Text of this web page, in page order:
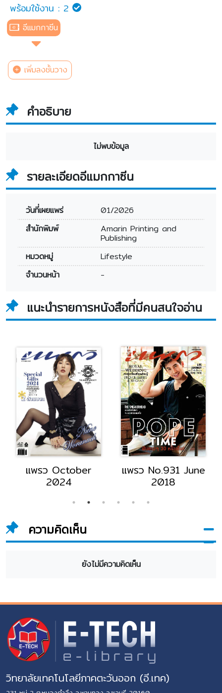
พร้อมใช้งาน : 2
อีแมกกาซีน
เพิ่มลงชั้นวาง
คำอธิบาย
ไม่พบข้อมูล
รายละเอียดอีแมกกาซีน
วันที่เผยแพร่
01/2026
สำนักพิมพ์
Amarin Printing and
Publishing
หมวดหมู่
Lifestyle
จำนวนหน้า
-
แนะนำรายการหนังสือที่มีคนสนใจอ่าน
แพรว October
2024
แพรว No.931 June
2018
ความคิดเห็น
ยังไม่มีความคิดเห็น
วิทยาลัยเทคโนโลยีภาคตะวันออก (อี.เทค)